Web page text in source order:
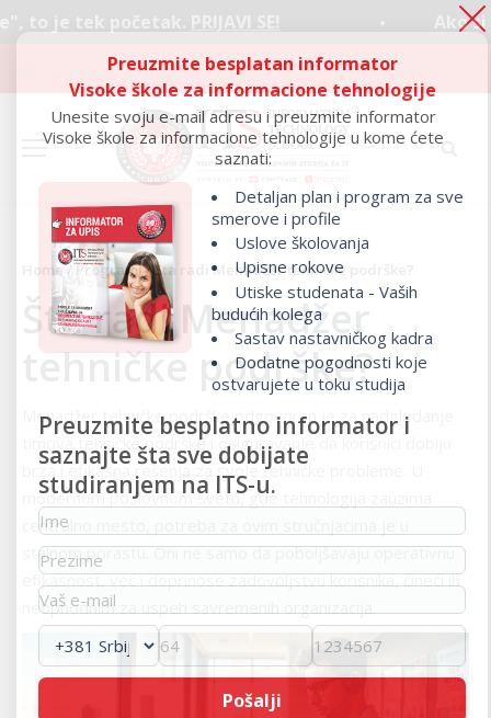
PRIJAVI SE! Ako si ostao
Ako si ostao “ispod crte", to je tek početak.PRIJAVI SE!
Home/Programi/ Šta radi Menadžer tehničke podrške?
Šta radi Menadžer
tehničke podrške?
Menadžer tehničke podrške odgovoran je za nadgledanje
timova tehničke podrške i osiguravanje da korisnici dobiju
brza i efikasna rešenja za svoje tehničke probleme. U
modernom poslovnom svetu, gde tehnologija zauzima
centralno mesto, potreba za ovim stručnjacima je u
stalnom porastu. Oni ne samo da poboljšavaju operativnu
efikasnost, već i doprinose zadovoljstvu korisnika, čineći ih
neophodnim za uspeh savremenih organizacija.
Preuzmite besplatan informator
Visoke škole za informacione tehnologije
Unesite svoju e-mail adresu i preuzmite informator
Visoke škole za informacione tehnologije u kome ćete
saznati:
Detaljan plan i program za sve
smerove i profile
Uslove školovanja
Upisne rokove
Utiske studenata - Vaših
budućih kolega
Sastav nastavničkog kadra
Dodatne pogodnosti koje
ostvarujete u toku studija
Preuzmite besplatno informator i
saznajte šta sve dobijate
studiranjem na ITS-u.